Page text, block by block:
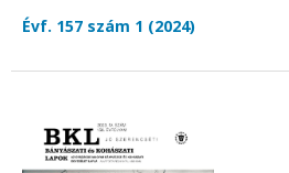
Évf. 157 szám 1 (2024)